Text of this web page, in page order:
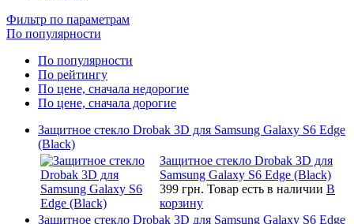
Фильтр по параметрам
По популярности
По популярности
По рейтингу
По цене, сначала недорогие
По цене, сначала дорогие
Защитное стекло Drobak 3D для Samsung Galaxy S6 Edge
(Black)
Защитное стекло Drobak 3D для
Samsung Galaxy S6 Edge (Black)
399 грн. Товар есть в наличии В
корзину
Защитное стекло Drobak 3D для Samsung Galaxy S6 Edge